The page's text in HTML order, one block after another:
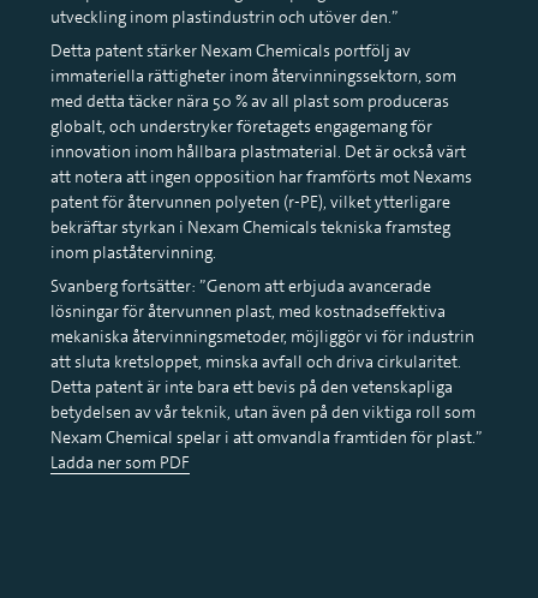
utveckling inom plastindustrin och utöver den.”
Detta patent stärker Nexam Chemicals portfölj av
immateriella rättigheter inom återvinningssektorn, som
med detta täcker nära 50 % av all plast som produceras
globalt, och understryker företagets engagemang för
innovation inom hållbara plastmaterial. Det är också värt
att notera att ingen opposition har framförts mot Nexams
patent för återvunnen polyeten (r-PE), vilket ytterligare
bekräftar styrkan i Nexam Chemicals tekniska framsteg
inom plaståtervinning.
Svanberg fortsätter: ”Genom att erbjuda avancerade
lösningar för återvunnen plast, med kostnadseffektiva
mekaniska återvinningsmetoder, möjliggör vi för industrin
att sluta kretsloppet, minska avfall och driva cirkularitet.
Detta patent är inte bara ett bevis på den vetenskapliga
betydelsen av vår teknik, utan även på den viktiga roll som
Nexam Chemical spelar i att omvandla framtiden för plast.”
Ladda ner som PDF